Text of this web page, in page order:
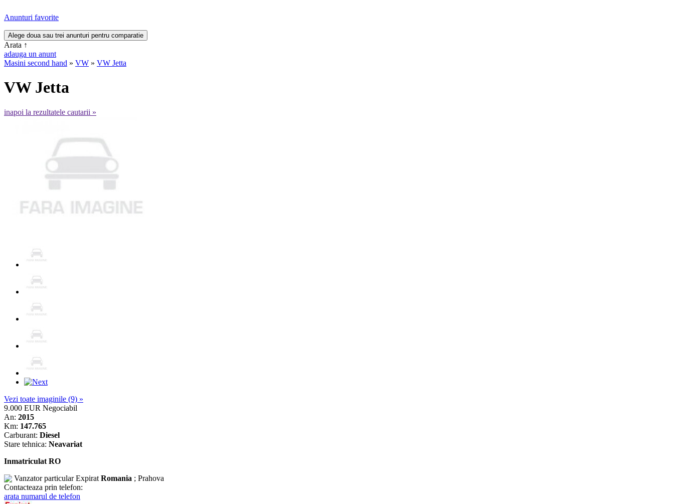
Anunturi favorite
Arata ↑
adauga un anunt
Masini second hand » VW » VW Jetta
VW Jetta
inapoi la rezultatele cautarii »
Vezi toate imaginile (9) »
9.000 EUR Negociabil
An: 2015
Km: 147.765
Carburant: Diesel
Stare tehnica: Neavariat
Inmatriculat RO
Vanzator particularExpirat Romania ; Prahova
Contacteaza prin telefon:
arata numarul de telefon